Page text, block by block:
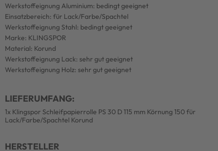
Werkstoffeignung Aluminium: bedingt geeignet
Einsatzbereich: für Lack/Farbe/Spachtel
Werkstoffeignung Stahl: bedingt geeignet
Marke: KLINGSPOR
Material: Korund
Werkstoffeignung Lack: sehr gut geeignet
Werkstoffeignung Holz: sehr gut geeignet
LIEFERUMFANG:
1x Klingspor Schleifpapierrolle PS 30 D 115 mm Körnung 150 für
Lack/Farbe/Spachtel Korund
HERSTELLER